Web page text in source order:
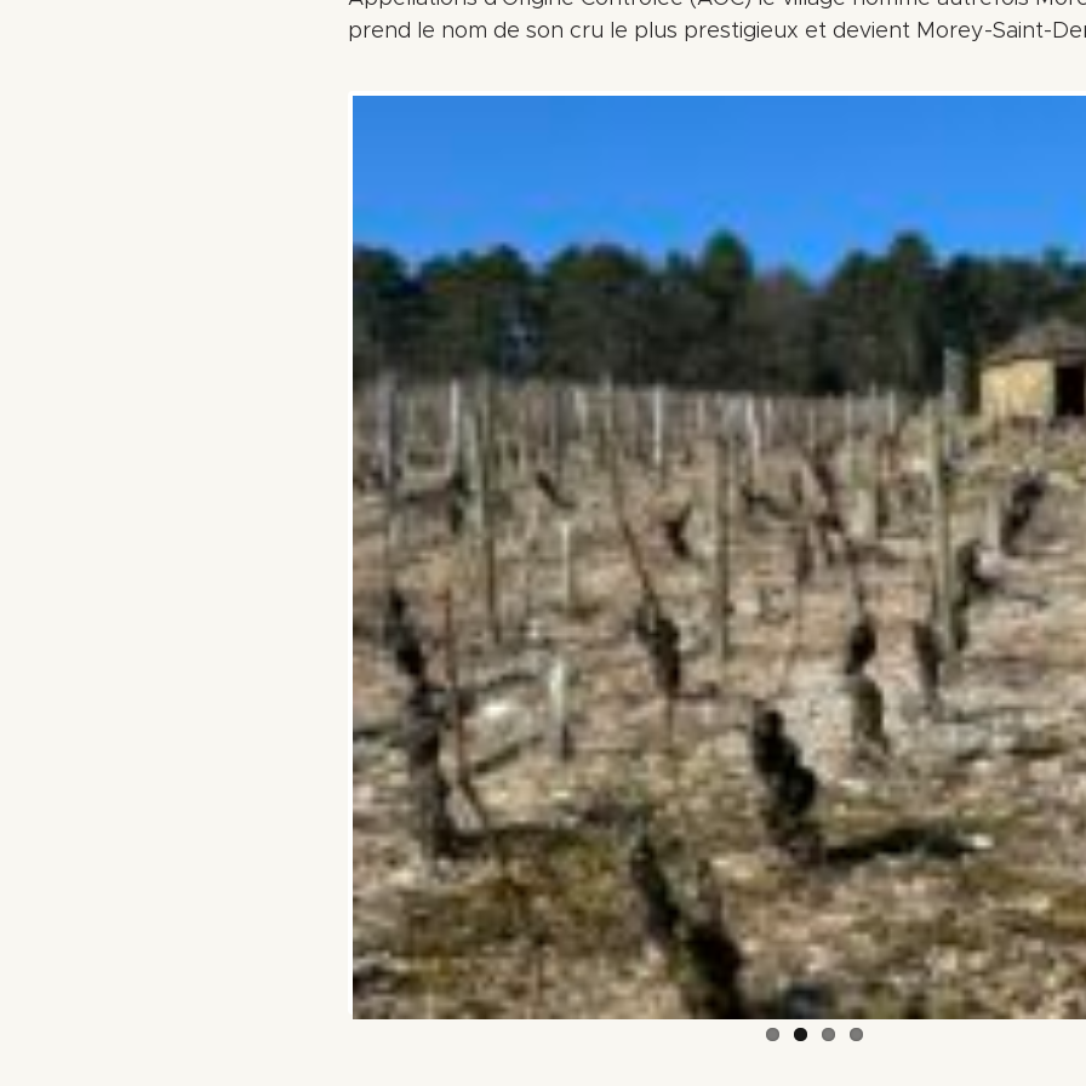
prend le nom de son cru le plus prestigieux et devient Morey-Saint-